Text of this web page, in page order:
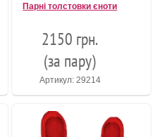
Парні толстовки єноти
2150 грн.
(за пару)
Артикул: 29214